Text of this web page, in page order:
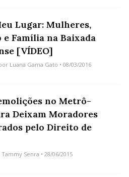
Lugar: Mulheres,
e Família na Baixada
[VÍDEO]
Luana Gama Gato • 08/03/2016
no Metrô-
Deixam Moradores
pelo Direito de
Tammy Senra • 28/06/2015